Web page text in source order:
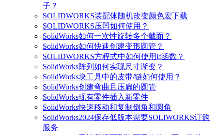
子？
SOLIDWORKS装配体随机改变颜色宏下载
SOLIDWORKS压凹如何使用？
SolidWorks如何一次性旋转多个截面？
SolidWorks如何快速创建变形圆管？
SOLIDWORKS方程式中如何使用If函数？
SolidWorks阵列如何实现尺寸渐变？
SolidWorks块工具中的皮带/链如何使用？
SolidWorks创建弯曲且压扁的圆管
SolidWorks现有零件插入新零件
SolidWorks快速移动和复制倒角和圆角
SolidWorks2024保存低版本需要SOLIWORKS订购
服务